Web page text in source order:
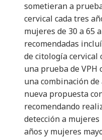
sometieran a
cervical cada tres
mujeres de 30 a 65
recomendadas
de citología cervical
una prueba de VPH
una combinación de
nueva propuesta
recomendando
detección a mujeres
años y mujeres